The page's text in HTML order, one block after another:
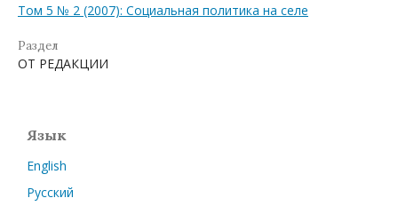
Том 5 № 2 (2007): Социальная политика на селе
Раздел
ОТ РЕДАКЦИИ
Язык
English
Русский